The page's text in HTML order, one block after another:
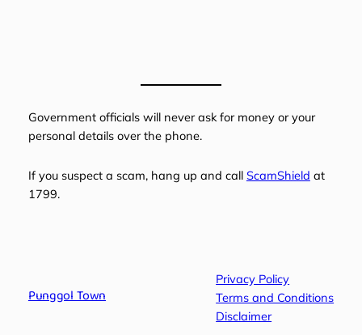
Government officials will never ask for money or your
personal details over the phone.
If you suspect a scam, hang up and call ScamShield at
1799.
Punggol Town
Privacy Policy
Terms and Conditions
Disclaimer